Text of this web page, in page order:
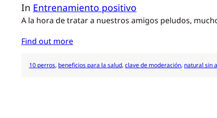
In Entrenamiento positivo
A la hora de tratar a nuestros amigos peludos,
Find out more
10 perros, beneficios para la salud, clave de moderación, natural sin